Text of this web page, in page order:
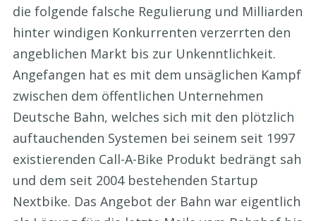
die folgende falsche Regulierung und Milliarden
hinter windigen Konkurrenten verzerrten den
angeblichen Markt bis zur Unkenntlichkeit.
Angefangen hat es mit dem unsäglichen Kampf
zwischen dem öffentlichen Unternehmen
Deutsche Bahn, welches sich mit den plötzlich
auftauchenden Systemen bei seinem seit 1997
existierenden Call-A-Bike Produkt bedrängt sah
und dem seit 2004 bestehenden Startup
Nextbike. Das Angebot der Bahn war eigentlich